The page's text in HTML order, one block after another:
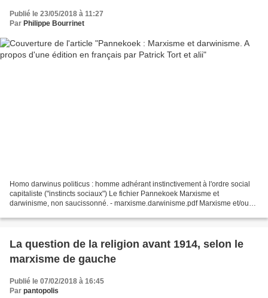
Publié le 23/05/2018 à 11:27
Par Philippe Bourrinet
Homo darwinus politicus : homme adhérant instinctivement à l'ordre social
capitaliste ("instincts sociaux") Le fichier Pannekoek Marxisme et
darwinisme, non saucissonné. - marxisme.darwinisme.pdf Marxisme et/ou
La question de la religion avant 1914, selon le
marxisme de gauche
Publié le 07/02/2018 à 16:45
Par pantopolis